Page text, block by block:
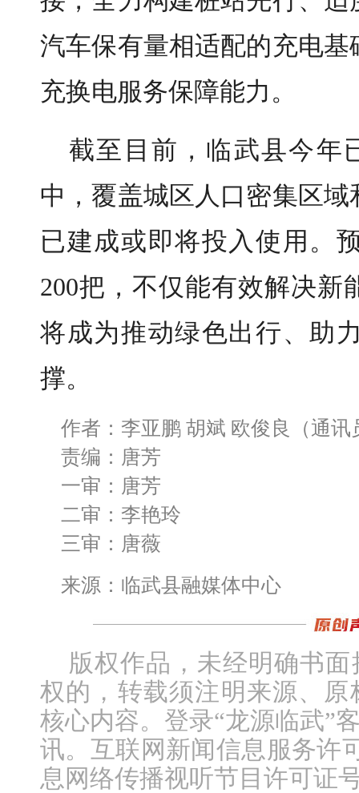
汽车保有量相适配的充电
充换电服务保障能力。
截至目前，临武县今年
中，覆盖城区人口密集区
已建成或即将投入使用。
200把，不仅能有效解决新
将成为推动绿色出行、助
撑。
作者：李亚鹏 胡斌 欧俊良（通讯
责编：唐芳
一审：唐芳
二审：李艳玲
三审：唐薇
来源：临武县融媒体中心
版权作品，未经明确书
权的，转载须注明来源、
核心内容。登录“龙源临武”
讯。互联网新闻信息服务许
息网络传播视听节目许可证